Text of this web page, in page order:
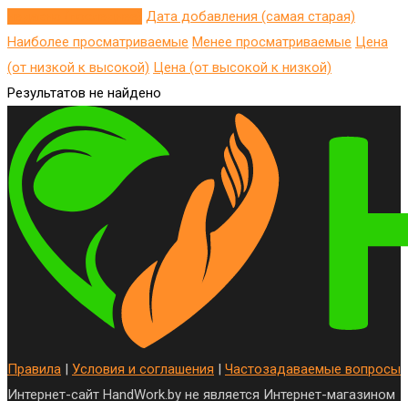
Дата добавления (самая старая)
Наиболее просматриваемые Менее просматриваемые Цена
(от низкой к высокой) Цена (от высокой к низкой)
Результатов не найдено
Правила | Условия и соглашения | Частозадаваемые вопросы
Интернет-сайт HandWork.by не является Интернет-магазином